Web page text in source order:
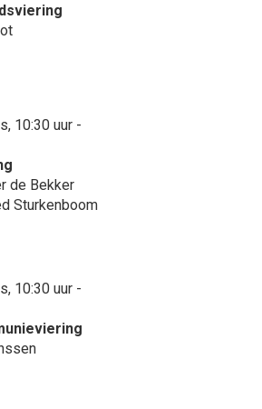
10:30 uur -
de Bekker
Sturkenboom
10:30 uur -